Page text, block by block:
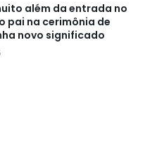
além da entrada no
pai na cerimônia de
novo significado